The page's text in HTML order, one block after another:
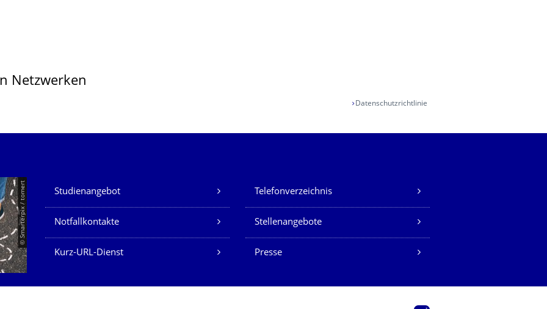
Netzwerken
Datenschutzrichtlinie
© Smarterpix / tomert Unsere Dienste
Studienangebot Telefonverzeichnis
Notfallkontakte Stellenangebote
Kurz-URL-Dienst Presse